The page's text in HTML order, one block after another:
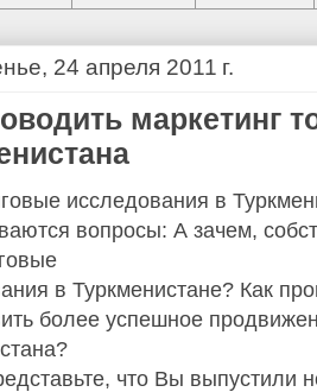
24 апреля 2011 г.
маркетинг
исследования в
вопросы: А зачем,
в Туркменистане? Как
более успешное
что Вы выпустили